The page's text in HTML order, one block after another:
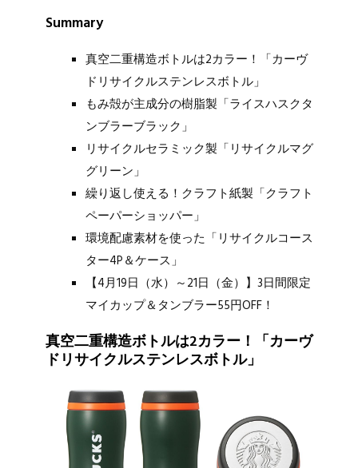
Summary
真空二重構造ボトルは2カラー！「カーヴ
ドリサイクルステンレスボトル」
もみ殻が主成分の樹脂製「ライスハスクタ
ンブラーブラック」
リサイクルセラミック製「リサイクルマグ
グリーン」
繰り返し使える！クラフト紙製「クラフト
ペーパーショッパー」
環境配慮素材を使った「リサイクルコース
ター4P＆ケース」
【4月19日（水）～21日（金）】3日間限定
マイカップ＆タンブラー55円OFF！
真空二重構造ボトルは2カラー！「カーヴ
ドリサイクルステンレスボトル」